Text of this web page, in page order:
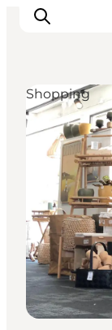
Det sker
Vores
Mad &
Køb billet
Planlæg
Shopping